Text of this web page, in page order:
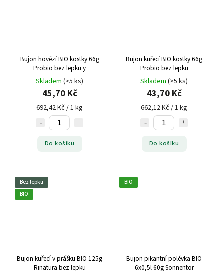
Bujon hovězí BIO kostky 66g
Probio bez lepku y
Skladem (>5 ks)
45,70 Kč
692,42 Kč / 1 kg
Do košíku
Bujon kuřecí BIO kostky 66g
Probio bez lepku
Skladem (>5 ks)
43,70 Kč
662,12 Kč / 1 kg
Do košíku
Bez lepku
BIO
Bujon kuřecí v prášku BIO 125g
Rinatura bez lepku
BIO
Bujon pikantní polévka BIO
6x0,5l 60g Sonnentor